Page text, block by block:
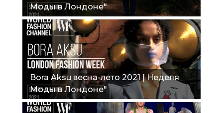
Моды в Лондоне"
Bora Aksu весна-лето 2021 | Неделя
Моды в Лондоне"